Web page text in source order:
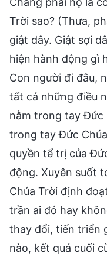
Trời sao? (Thưa,
giật dây. Giật sợi
hiện hành động gì
Con người đi đâu,
tất cả những điều
nằm trong tay Đức
trong tay Đức
quyền tể trị của
động. Xuyên suốt
Chúa Trời định
trần ai đó hay
thay đổi, tiến triển
nào, kết quả cuối